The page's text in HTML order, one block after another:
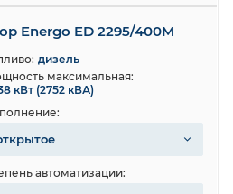
Energo ED 2295/400M
дизель
максимальная:
кВт (2752 кВА)
автоматизации: